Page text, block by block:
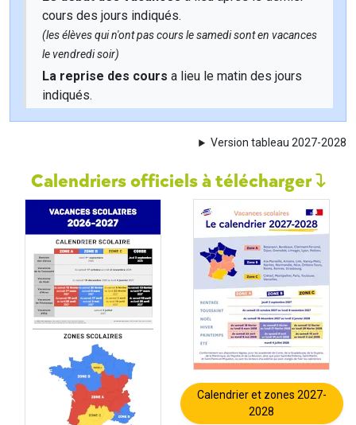
cours des jours indiqués.
(les élèves qui n'ont pas cours le samedi sont en vacances
le vendredi soir)
La reprise des cours a lieu le matin des jours
indiqués.
Version tableau 2027-2028
Calendriers officiels à télécharger
Calendrier et zones 2027-
2028